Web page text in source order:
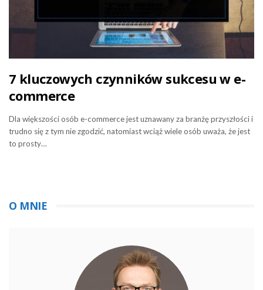
7 kluczowych czynników sukcesu w e-
commerce
Dla większości osób e-commerce jest uznawany za branżę przyszłości i
trudno się z tym nie zgodzić, natomiast wciąż wiele osób uważa, że jest
to prosty…
O MNIE